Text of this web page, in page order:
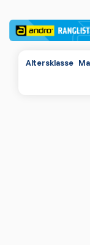
Altersklasse